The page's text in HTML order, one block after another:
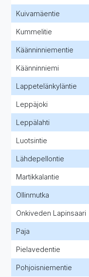
Kuivamäentie
Kummelitie
Käänninniementie
Käänninniemi
Lappetelänkyläntie
Leppäjoki
Leppälahti
Luotsintie
Lähdepellontie
Martikkalantie
Ollinmutka
Onkiveden Lapinsaari
Paja
Pielavedentie
Pohjoisniementie